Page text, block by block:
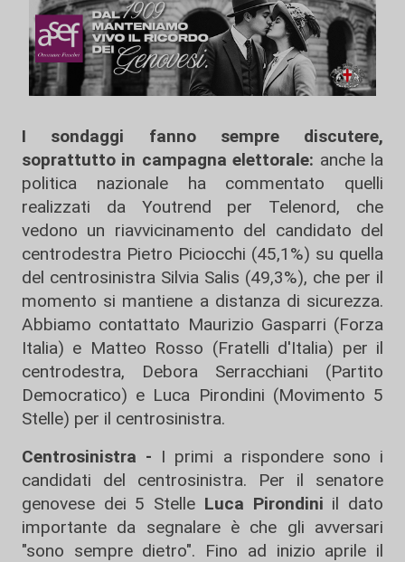
I sondaggi fanno sempre discutere,
soprattutto in campagna elettorale: anche la
politica nazionale ha commentato quelli
realizzati da Youtrend per Telenord, che
vedono un riavvicinamento del candidato del
centrodestra Pietro Piciocchi (45,1%) su quella
del centrosinistra Silvia Salis (49,3%), che per il
momento si mantiene a distanza di sicurezza.
Abbiamo contattato Maurizio Gasparri (Forza
Italia) e Matteo Rosso (Fratelli d'Italia) per il
centrodestra, Debora Serracchiani (Partito
Democratico) e Luca Pirondini (Movimento 5
Stelle) per il centrosinistra.
Centrosinistra - I primi a rispondere sono i
candidati del centrosinistra. Per il senatore
genovese dei 5 Stelle Luca Pirondini il dato
importante da segnalare è che gli avversari
"sono sempre dietro". Fino ad inizio aprile il